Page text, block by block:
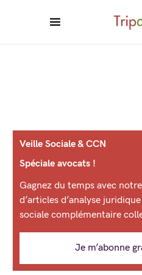
Veille Sociale & CCN
Spéciale avocats !
Gagnez du temps avec
d’articles d’analyse
sociale complémentaire
Je m’abonne